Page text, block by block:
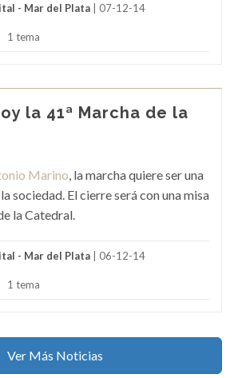
- Mar del Plata | 07-12-14
1 tema
la 41ª Marcha de la
Marino, la marcha quiere ser una
sociedad. El cierre será con una misa
la Catedral.
- Mar del Plata | 06-12-14
1 tema
Ver Más Noticias